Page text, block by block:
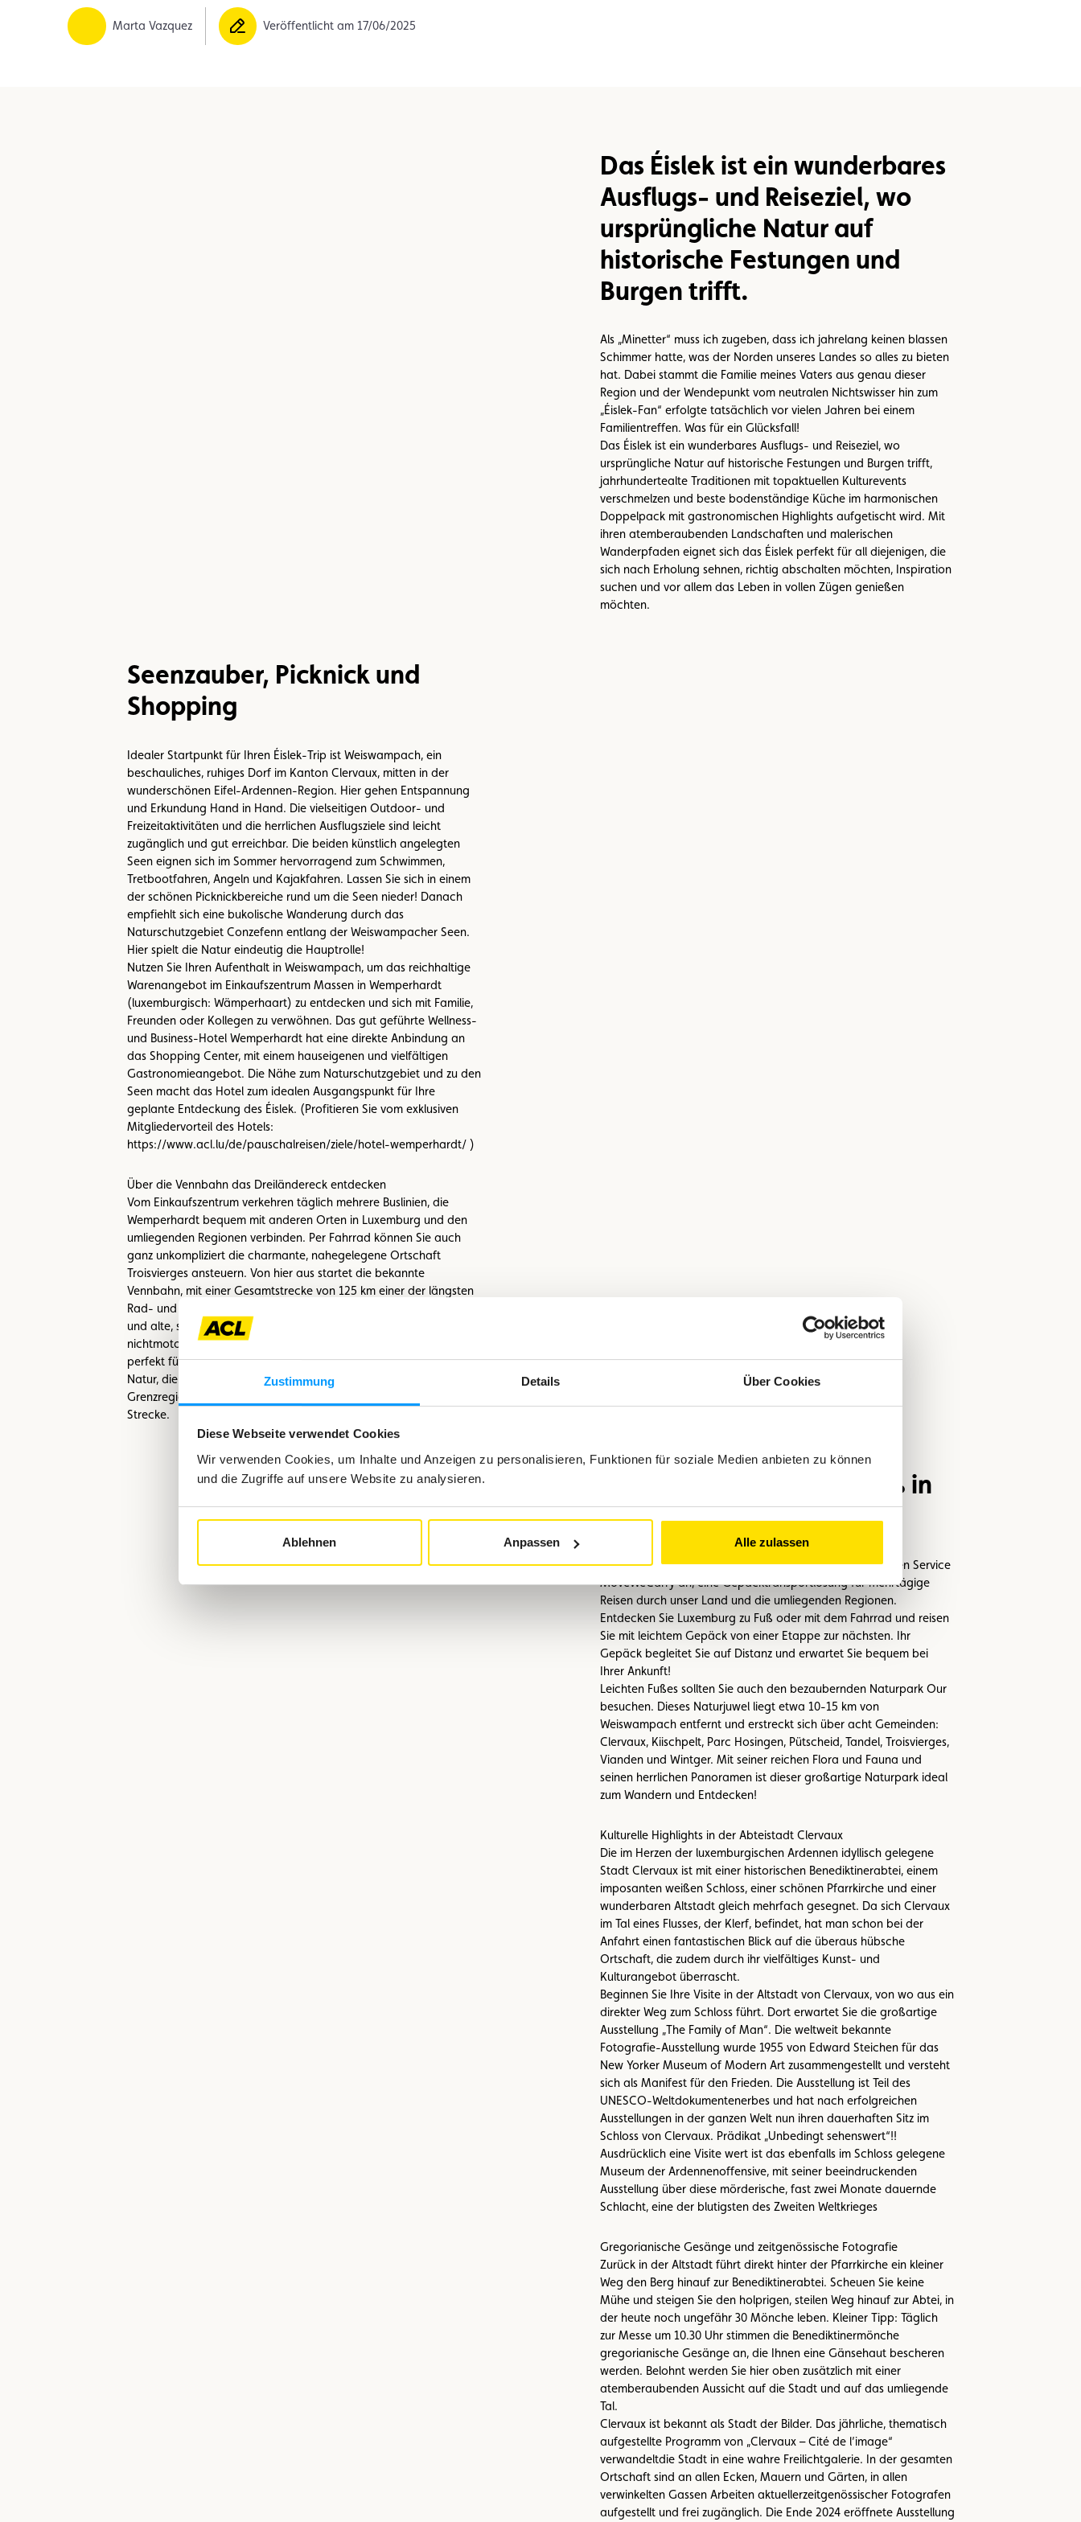
Zustimmung Details Über Cookies
Diese Webseite verwendet Cookies
Wir verwenden Cookies, um Inhalte und Anzeigen zu personalisieren, Funktionen für soziale Medien anbieten zu können
und die Zugriffe auf unsere Website zu analysieren.
Ablehnen Anpassen Alle zulassen
Mitglied Mitgliedervorteile
Marta Vazquez Veröffentlicht am 17/06/2025
Das Éislek ist ein wunderbares
Ausflugs- und Reiseziel, wo
ursprüngliche Natur auf
historische Festungen und
Burgen trifft.
Als „Minetter“ muss ich zugeben, dass ich jahrelang keinen blassen
Schimmer hatte, was der Norden unseres Landes so alles zu bieten
hat. Dabei stammt die Familie meines Vaters aus genau dieser
Region und der Wendepunkt vom neutralen Nichtswisser hin zum
„Éislek-Fan“ erfolgte tatsächlich vor vielen Jahren bei einem
Familientreffen. Was für ein Glücksfall!
Das Éislek ist ein wunderbares Ausflugs- und Reiseziel, wo
ursprüngliche Natur auf historische Festungen und Burgen trifft,
jahrhundertealte Traditionen mit topaktuellen Kulturevents
verschmelzen und beste bodenständige Küche im harmonischen
Doppelpack mit gastronomischen Highlights aufgetischt wird. Mit
ihren atemberaubenden Landschaften und malerischen
Wanderpfaden eignet sich das Éislek perfekt für all diejenigen, die
sich nach Erholung sehnen, richtig abschalten möchten, Inspiration
suchen und vor allem das Leben in vollen Zügen genießen
möchten.
Seenzauber, Picknick und
Shopping
Idealer Startpunkt für Ihren Éislek-Trip ist Weiswampach, ein
beschauliches, ruhiges Dorf im Kanton Clervaux, mitten in der
wunderschönen Eifel-Ardennen-Region. Hier gehen Entspannung
und Erkundung Hand in Hand. Die vielseitigen Outdoor- und
Freizeitaktivitäten und die herrlichen Ausflugsziele sind leicht
zugänglich und gut erreichbar. Die beiden künstlich angelegten
Seen eignen sich im Sommer hervorragend zum Schwimmen,
Tretbootfahren, Angeln und Kajakfahren. Lassen Sie sich in einem
der schönen Picknickbereiche rund um die Seen nieder! Danach
empfiehlt sich eine bukolische Wanderung durch das
Naturschutzgebiet Conzefenn entlang der Weiswampacher Seen.
Hier spielt die Natur eindeutig die Hauptrolle!
Nutzen Sie Ihren Aufenthalt in Weiswampach, um das reichhaltige
Warenangebot im Einkaufszentrum Massen in Wemperhardt
(luxemburgisch: Wämperhaart) zu entdecken und sich mit Familie,
Freunden oder Kollegen zu verwöhnen. Das gut geführte Wellness-
und Business-Hotel Wemperhardt hat eine direkte Anbindung an
das Shopping Center, mit einem hauseigenen und vielfältigen
Gastronomieangebot. Die Nähe zum Naturschutzgebiet und zu den
Seen macht das Hotel zum idealen Ausgangspunkt für Ihre
geplante Entdeckung des Éislek. (Profitieren Sie vom exklusiven
Mitgliedervorteil des Hotels:
https://www.acl.lu/de/pauschalreisen/ziele/hotel-wemperhardt/ )
Über die Vennbahn das Dreiländereck entdecken
Vom Einkaufszentrum verkehren täglich mehrere Buslinien, die
Wemperhardt bequem mit anderen Orten in Luxemburg und den
umliegenden Regionen verbinden. Per Fahrrad können Sie auch
ganz unkompliziert die charmante, nahegelegene Ortschaft
Troisvierges ansteuern. Von hier aus startet die bekannte
Vennbahn, mit einer Gesamtstrecke von 125 km einer der längsten
Rad- und Wanderwege Europas. Sie verläuft über Treidelpfade
und alte, stillgelegte Eisenbahnstrecken, ist gänzlich dem
nichtmotorisierten Verkehr vorbehalten und eignet sich daher
perfekt für eine Radtour im Dreiländereck. Die allgegenwärtige
Natur, die atemberaubenden Aussichten, die Atmosphäre einer
Grenzregion und ihre Geschichte prägen diese wunderbare
Strecke.
Wandern auf leichtem Fuß in
Grandioser Natur
Das Hotel Wemperhardt bietet seinen Gästen übrigens den Service
MoveWeCarry an, eine Gepäcktransportlösung für mehrtägige
Reisen durch unser Land und die umliegenden Regionen.
Entdecken Sie Luxemburg zu Fuß oder mit dem Fahrrad und reisen
Sie mit leichtem Gepäck von einer Etappe zur nächsten. Ihr
Gepäck begleitet Sie auf Distanz und erwartet Sie bequem bei
Ihrer Ankunft!
Leichten Fußes sollten Sie auch den bezaubernden Naturpark Our
besuchen. Dieses Naturjuwel liegt etwa 10-15 km von
Weiswampach entfernt und erstreckt sich über acht Gemeinden:
Clervaux, Kiischpelt, Parc Hosingen, Pütscheid, Tandel, Troisvierges,
Vianden und Wintger. Mit seiner reichen Flora und Fauna und
seinen herrlichen Panoramen ist dieser großartige Naturpark ideal
zum Wandern und Entdecken!
Kulturelle Highlights in der Abteistadt Clervaux
Die im Herzen der luxemburgischen Ardennen idyllisch gelegene
Stadt Clervaux ist mit einer historischen Benediktinerabtei, einem
imposanten weißen Schloss, einer schönen Pfarrkirche und einer
wunderbaren Altstadt gleich mehrfach gesegnet. Da sich Clervaux
im Tal eines Flusses, der Klerf, befindet, hat man schon bei der
Anfahrt einen fantastischen Blick auf die überaus hübsche
Ortschaft, die zudem durch ihr vielfältiges Kunst- und
Kulturangebot überrascht.
Beginnen Sie Ihre Visite in der Altstadt von Clervaux, von wo aus ein
direkter Weg zum Schloss führt. Dort erwartet Sie die großartige
Ausstellung „The Family of Man“. Die weltweit bekannte
Fotografie-Ausstellung wurde 1955 von Edward Steichen für das
New Yorker Museum of Modern Art zusammengestellt und versteht
sich als Manifest für den Frieden. Die Ausstellung ist Teil des
UNESCO-Weltdokumentenerbes und hat nach erfolgreichen
Ausstellungen in der ganzen Welt nun ihren dauerhaften Sitz im
Schloss von Clervaux. Prädikat „Unbedingt sehenswert“!!
Ausdrücklich eine Visite wert ist das ebenfalls im Schloss gelegene
Museum der Ardennenoffensive, mit seiner beeindruckenden
Ausstellung über diese mörderische, fast zwei Monate dauernde
Schlacht, eine der blutigsten des Zweiten Weltkrieges
Gregorianische Gesänge und zeitgenössische Fotografie
Zurück in der Altstadt führt direkt hinter der Pfarrkirche ein kleiner
Weg den Berg hinauf zur Benediktinerabtei. Scheuen Sie keine
Mühe und steigen Sie den holprigen, steilen Weg hinauf zur Abtei, in
der heute noch ungefähr 30 Mönche leben. Kleiner Tipp: Täglich
zur Messe um 10.30 Uhr stimmen die Benediktinermönche
gregorianische Gesänge an, die Ihnen eine Gänsehaut bescheren
werden. Belohnt werden Sie hier oben zusätzlich mit einer
atemberaubenden Aussicht auf die Stadt und auf das umliegende
Tal.
Clervaux ist bekannt als Stadt der Bilder. Das jährliche, thematisch
aufgestellte Programm von „Clervaux – Cité de l’image“
verwandeltdie Stadt in eine wahre Freilichtgalerie. In der gesamten
Ortschaft sind an allen Ecken, Mauern und Gärten, in allen
verwinkelten Gassen Arbeiten aktuellerzeitgenössischer Fotografen
aufgestellt und frei zugänglich. Die Ende 2024 eröffnete Ausstellung